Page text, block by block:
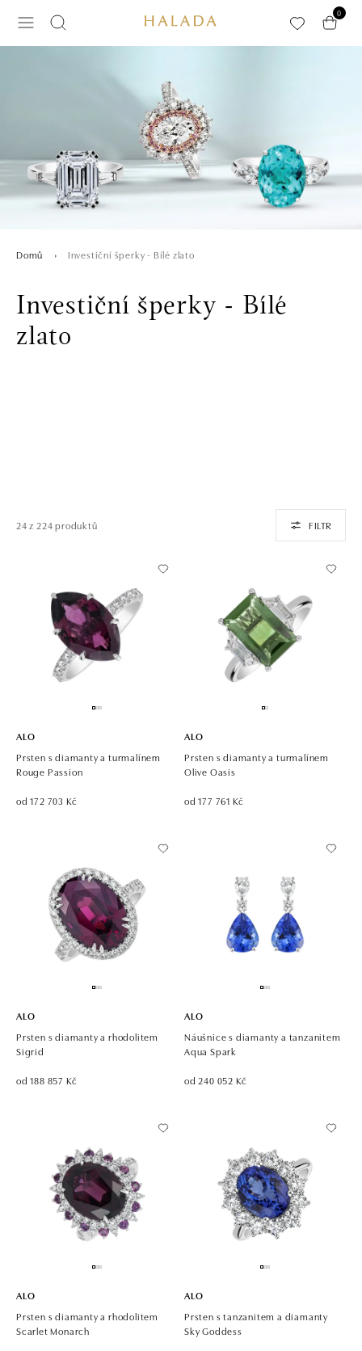
0
Domů Investiční šperky - Bílé zlato
Investiční šperky - Bílé
zlato
24 z 224 produktů FILTR
ALO
Prsten s diamanty a turmalínem
Rouge Passion
od 172 703 Kč
ALO
Prsten s diamanty a turmalínem
Olive Oasis
od 177 761 Kč
ALO
Prsten s diamanty a rhodolitem
Sigrid
od 188 857 Kč
ALO
Náušnice s diamanty a tanzanitem
Aqua Spark
od 240 052 Kč
ALO
Prsten s diamanty a rhodolitem
Scarlet Monarch
ALO
Prsten s tanzanitem a diamanty
Sky Goddess